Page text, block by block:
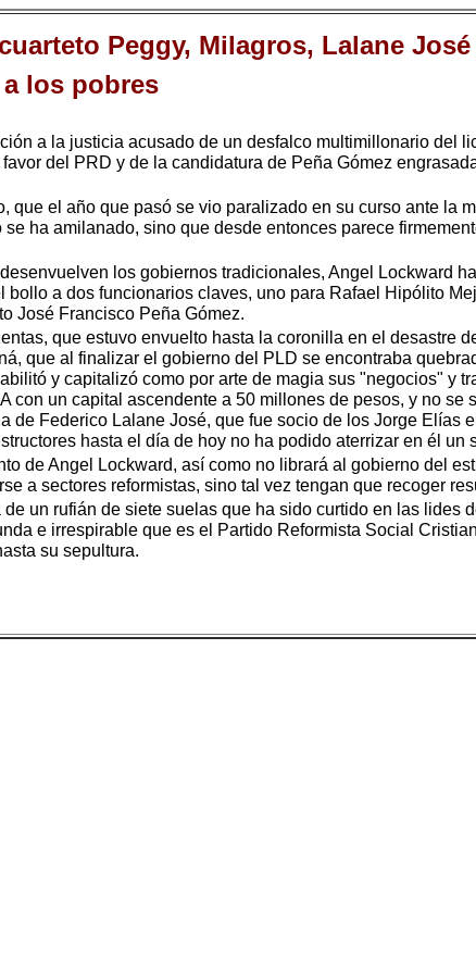
Peggy, Milagros, Lalane José
los pobres
a la justicia acusado de un desfalco multimillonario del
del PRD y de la candidatura de Peña Gómez
que el año que pasó se vio paralizado en su curso ante la
ha amilanado, sino que desde entonces parece
los gobiernos tradicionales, Angel Lockward
bollo a dos funcionarios claves, uno para Rafael Hipólito
José Francisco Peña Gómez.
que estuvo envuelto hasta la coronilla en el desastre
que al finalizar el gobierno del PLD se encontraba
y capitalizó como por arte de magia sus "negocios" y
con un capital ascendente a 50 millones de pesos, y no se
de Federico Lalane José, que fue socio de los Jorge Elías
hasta el día de hoy no ha podido aterrizar en él un
de Angel Lockward, así como no librará al gobierno del
a sectores reformistas, sino tal vez tengan que recoger
un rufián de siete suelas que ha sido curtido en las lides
e irrespirable que es el Partido Reformista Social
su sepultura.